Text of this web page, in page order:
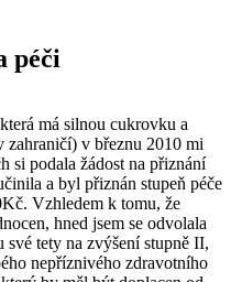
péči
má silnou cukrovku a
zahraničí) v březnu 2010 mi
si podala žádost na přiznání
a byl přiznán stupeň péče
Vzhledem k tomu, že
hned jsem se odvolala
své tety na zvýšení stupně II,
nepříznivého zdravotního